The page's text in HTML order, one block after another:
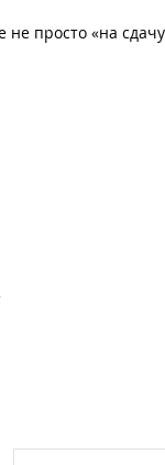
просто «на